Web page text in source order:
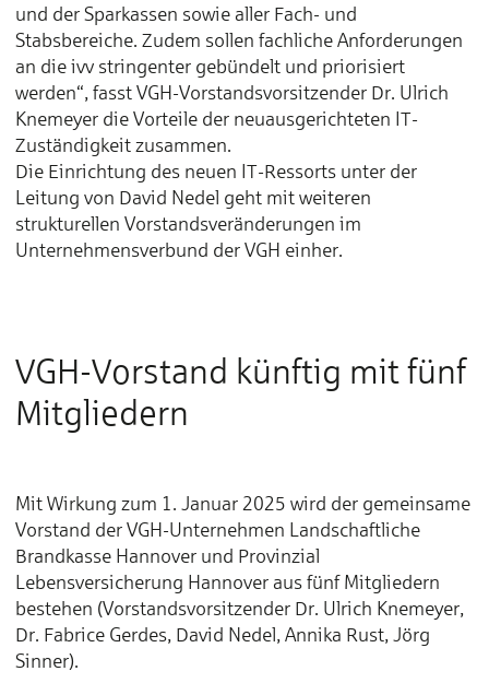
und der Sparkassen sowie aller Fach- und
Stabsbereiche. Zudem sollen fachliche Anforderungen
an die ivv stringenter gebündelt und priorisiert
werden“, fasst VGH-Vorstandsvorsitzender Dr. Ulrich
Knemeyer die Vorteile der neuausgerichteten IT-
Zuständigkeit zusammen.
Die Einrichtung des neuen IT-Ressorts unter der
Leitung von David Nedel geht mit weiteren
strukturellen Vorstandsveränderungen im
Unternehmensverbund der VGH einher.
VGH-Vorstand künftig mit fünf
Mitgliedern
Mit Wirkung zum 1. Januar 2025 wird der gemeinsame
Vorstand der VGH-Unternehmen Landschaftliche
Brandkasse Hannover und Provinzial
Lebensversicherung Hannover aus fünf Mitgliedern
bestehen (Vorstandsvorsitzender Dr. Ulrich Knemeyer,
Dr. Fabrice Gerdes, David Nedel, Annika Rust, Jörg
Sinner).